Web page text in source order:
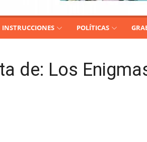
INSTRUCCIONES POLÍTICAS
de: Los